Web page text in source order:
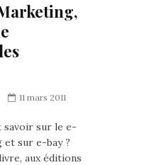
11 mars 2011
savoir sur le e-
et sur e-bay ?
aux éditions